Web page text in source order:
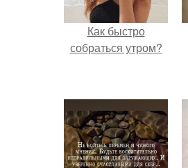
Как быстро
собраться утром?